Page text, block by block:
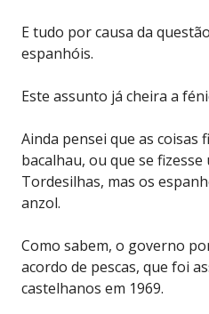
E tudo por causa da
espanhóis.
Este assunto já cheira a
Ainda pensei que as coisas
bacalhau, ou que se
Tordesilhas, mas os
anzol.
Como sabem, o governo
acordo de pescas, que foi
castelhanos em 1969.